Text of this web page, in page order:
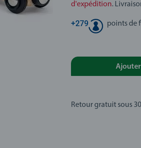
d'expédition.
+279 points de
Retour gratuit sous